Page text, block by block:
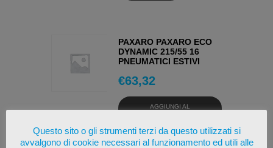
PAXARO PAXARO ECO
DYNAMIC 215/55 16
PNEUMATICI ESTIVI
€63,32
AGGIUNGI AL
OSSERVA
Questo sito o gli strumenti terzi da questo utilizzati si
avvalgono di cookie necessari al funzionamento ed utili alle